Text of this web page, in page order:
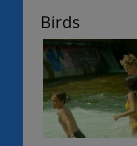
Birds